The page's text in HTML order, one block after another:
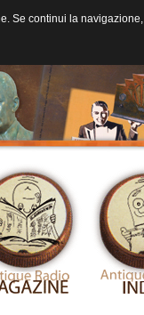
Se continui la